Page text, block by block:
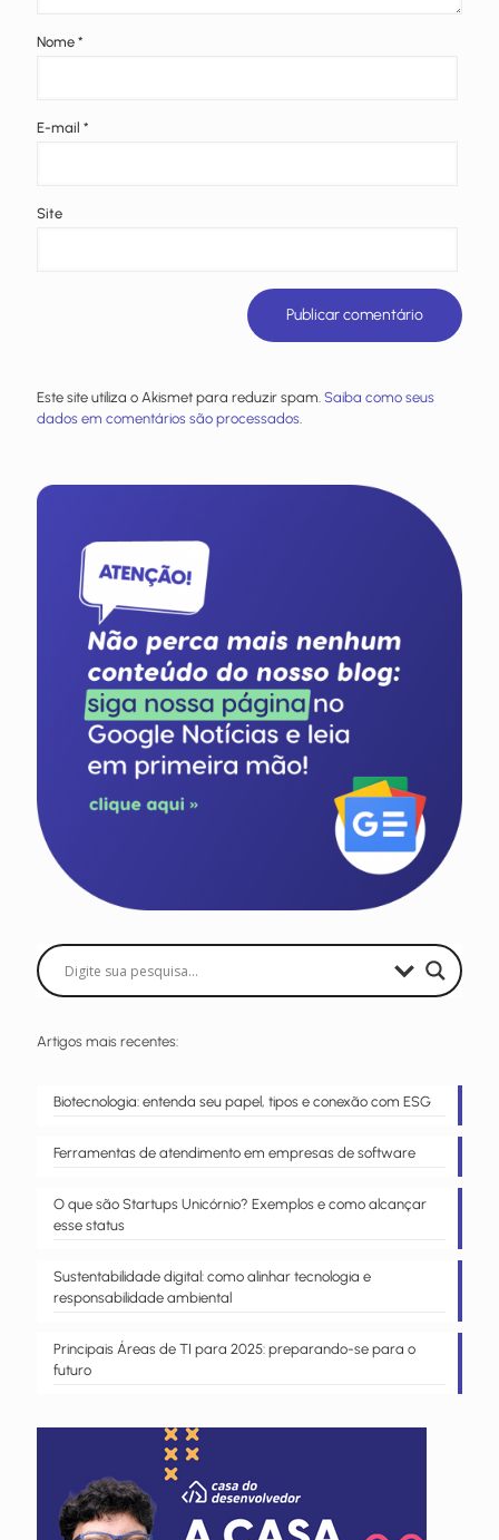
Nome *
E-mail *
Site
Este site utiliza o Akismet para reduzir spam. Saiba como seus
dados em comentários são processados.
Artigos mais recentes:
Biotecnologia: entenda seu papel, tipos e conexão com ESG
Ferramentas de atendimento em empresas de software
O que são Startups Unicórnio? Exemplos e como alcançar
esse status
Sustentabilidade digital: como alinhar tecnologia e
responsabilidade ambiental
Principais Áreas de TI para 2025: preparando-se para o
futuro